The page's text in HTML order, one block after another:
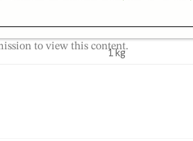
to view this content.
1 kg